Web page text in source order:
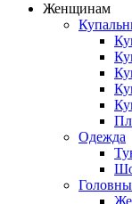
Женщинам
Одежда